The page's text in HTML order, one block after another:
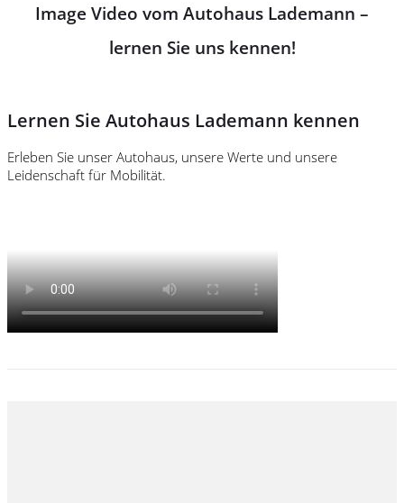
Image Video vom Autohaus Lademann –
lernen Sie uns kennen!
Lernen Sie Autohaus Lademann kennen
Erleben Sie unser Autohaus, unsere Werte und unsere
Leidenschaft für Mobilität.